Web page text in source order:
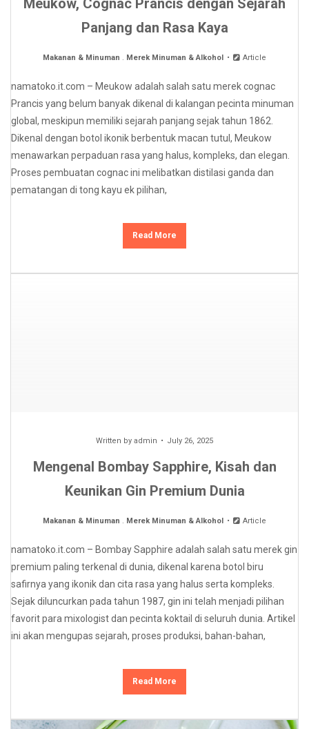
Meukow, Cognac Prancis dengan Sejarah
Panjang dan Rasa Kaya
Makanan & Minuman . Merek Minuman & Alkohol Article
namatoko.it.com – Meukow adalah salah satu merek cognac
Prancis yang belum banyak dikenal di kalangan pecinta minuman
global, meskipun memiliki sejarah panjang sejak tahun 1862.
Dikenal dengan botol ikonik berbentuk macan tutul, Meukow
menawarkan perpaduan rasa yang halus, kompleks, dan elegan.
Proses pembuatan cognac ini melibatkan distilasi ganda dan
pematangan di tong kayu ek pilihan,
Read More
Written by admin July 26, 2025
Mengenal Bombay Sapphire, Kisah dan
Keunikan Gin Premium Dunia
Makanan & Minuman . Merek Minuman & Alkohol Article
namatoko.it.com – Bombay Sapphire adalah salah satu merek gin
premium paling terkenal di dunia, dikenal karena botol biru
safirnya yang ikonik dan cita rasa yang halus serta kompleks.
Sejak diluncurkan pada tahun 1987, gin ini telah menjadi pilihan
favorit para mixologist dan pecinta koktail di seluruh dunia. Artikel
ini akan mengupas sejarah, proses produksi, bahan-bahan,
Read More